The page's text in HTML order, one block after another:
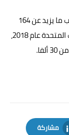
وبحسب تقديرات جمعية السرطان الأميركية، أصيب ما يزيد عن 164
ألف شخص سنويا بسرطان البروستاتا في الولايات المتحدة عام 2018،
مشاركة